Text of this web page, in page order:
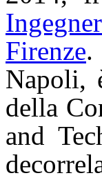
Firenze.
Napoli,
della
and